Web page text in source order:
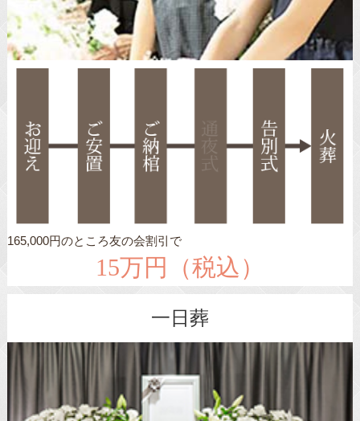
165,000円のところ友の会割引で
15万円（税込）
一日葬